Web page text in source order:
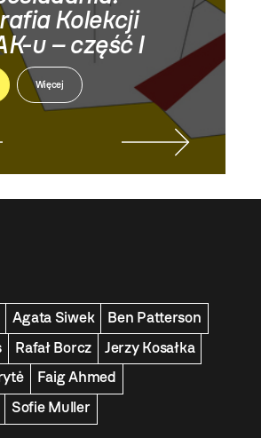
Kolekcji
u – część I
Więcej
Agata Siwek
Ben Patterson
Rafał Borcz
Jerzy Kosałka
Faig Ahmed
Sofie Muller